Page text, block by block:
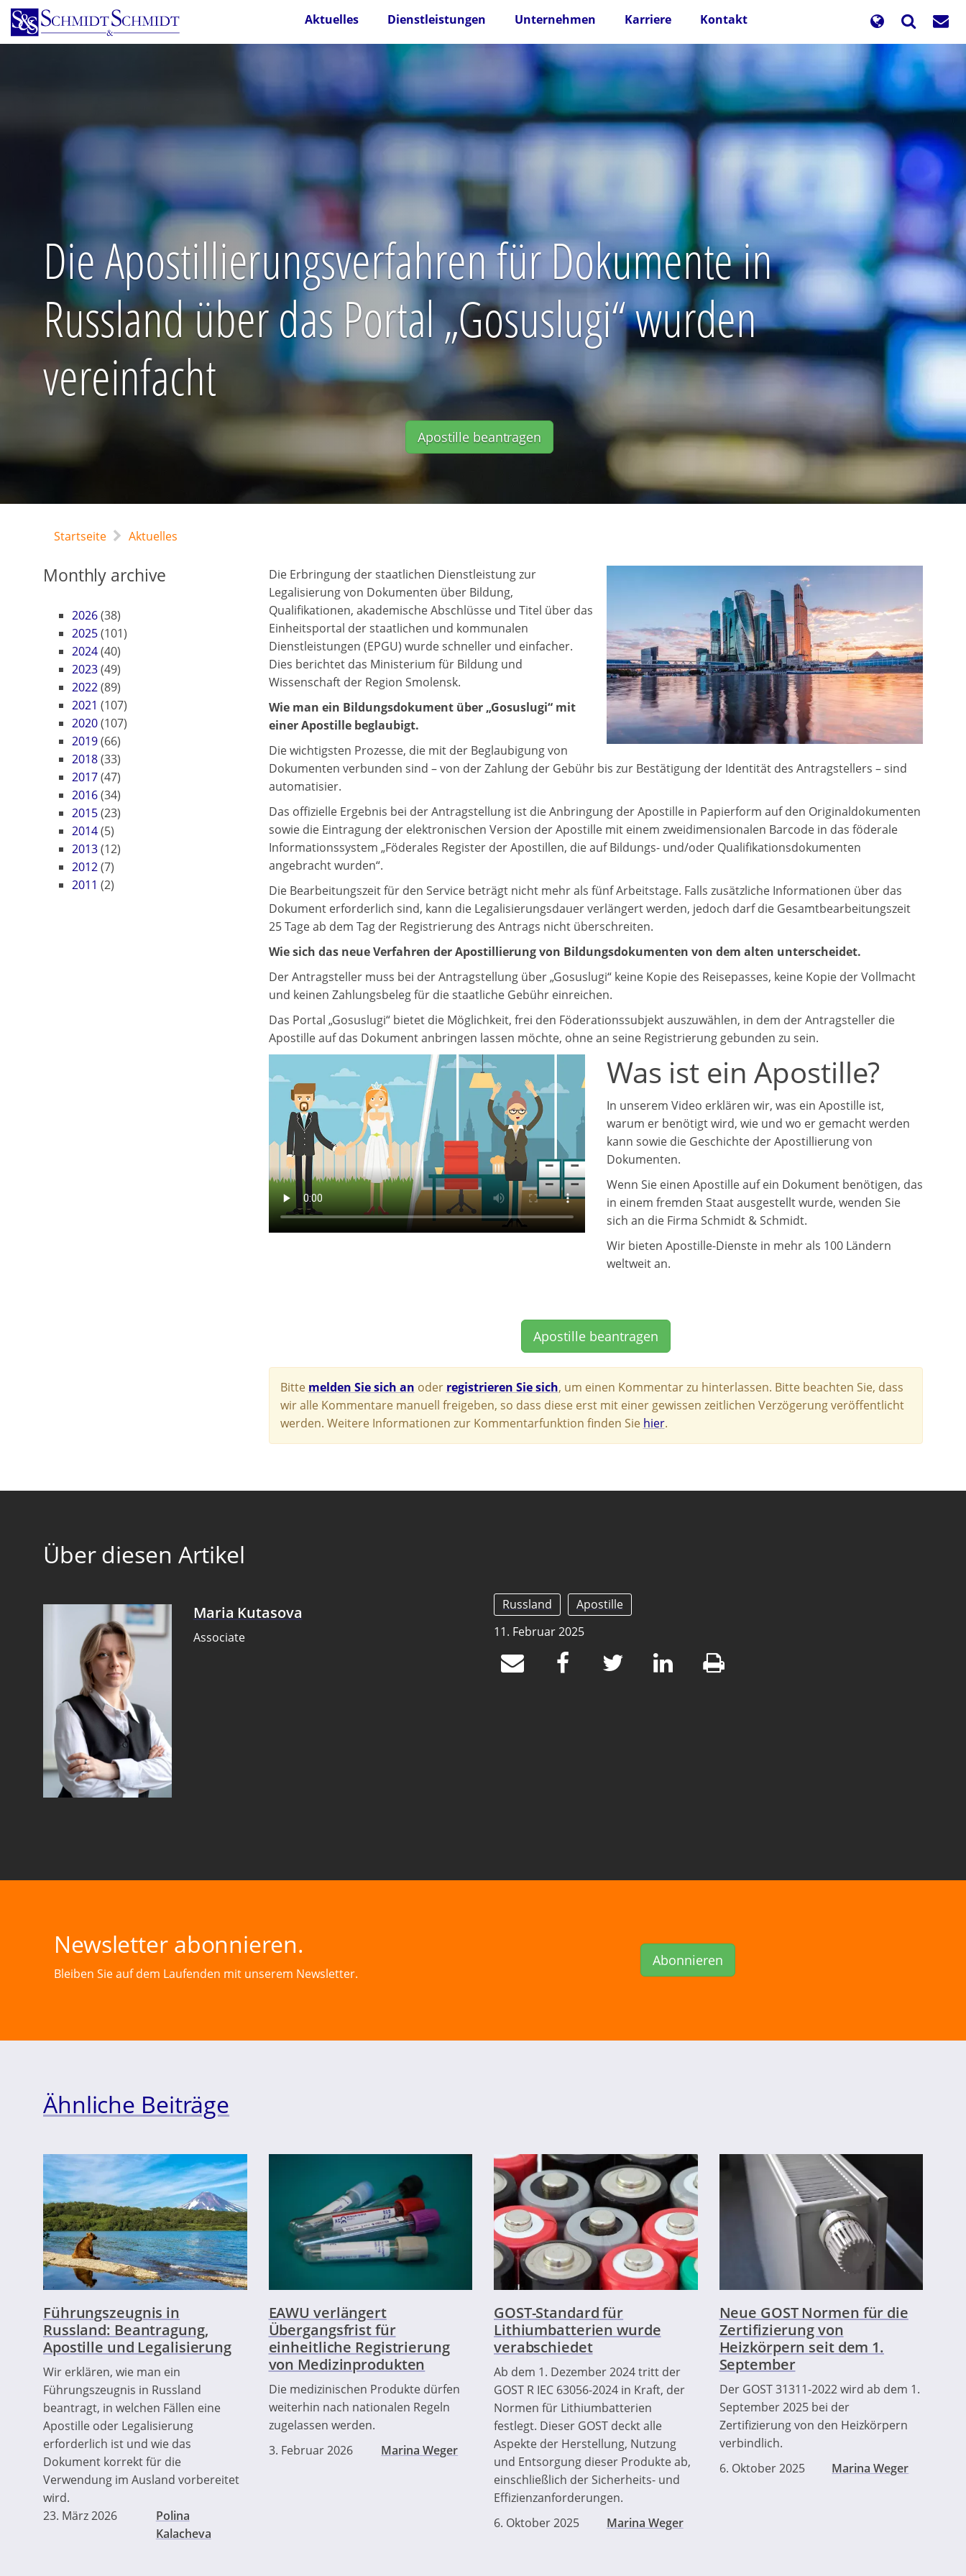
Direkt
zum
Inhalt
Aktuelles Dienstleistungen Unternehmen Karriere Kontakt
Die Apostillierungsverfahren für Dokumente in
Russland über das Portal „Gosuslugi“ wurden
vereinfacht
Apostille beantragen
Startseite Aktuelles
Monthly archive
2026(38)
2025(101)
2024(40)
2023(49)
2022(89)
2021 (107)
2020(107)
2019(66)
2018(33)
2017(47)
2016(34)
2015(23)
2014(5)
2013(12)
2012(7)
2011 (2)
Die Erbringung der staatlichen Dienstleistung zur
Legalisierung von Dokumenten über Bildung,
Qualifikationen, akademische Abschlüsse und Titel über das
Einheitsportal der staatlichen und kommunalen
Dienstleistungen (EPGU) wurde schneller und einfacher.
Dies berichtet das Ministerium für Bildung und
Wissenschaft der Region Smolensk.
Wie man ein Bildungsdokument über „Gosuslugi“ mit
einer Apostille beglaubigt.
Die wichtigsten Prozesse, die mit der Beglaubigung von
Dokumenten verbunden sind – von der Zahlung der Gebühr bis zur Bestätigung der Identität des Antragstellers – sind
automatisier.
Das offizielle Ergebnis bei der Antragstellung ist die Anbringung der Apostille in Papierform auf den Originaldokumenten
sowie die Eintragung der elektronischen Version der Apostille mit einem zweidimensionalen Barcode in das föderale
Informationssystem „Föderales Register der Apostillen, die auf Bildungs- und/oder Qualifikationsdokumenten
angebracht wurden“.
Die Bearbeitungszeit für den Service beträgt nicht mehr als fünf Arbeitstage. Falls zusätzliche Informationen über das
Dokument erforderlich sind, kann die Legalisierungsdauer verlängert werden, jedoch darf die Gesamtbearbeitungszeit
25 Tage ab dem Tag der Registrierung des Antrags nicht überschreiten.
Wie sich das neue Verfahren der Apostillierung von Bildungsdokumenten von dem alten unterscheidet.
Der Antragsteller muss bei der Antragstellung über „Gosuslugi“ keine Kopie des Reisepasses, keine Kopie der Vollmacht
und keinen Zahlungsbeleg für die staatliche Gebühr einreichen.
Das Portal „Gosuslugi“ bietet die Möglichkeit, frei den Föderationssubjekt auszuwählen, in dem der Antragsteller die
Apostille auf das Dokument anbringen lassen möchte, ohne an seine Registrierung gebunden zu sein.
Was ist ein Apostille?
In unserem Video erklären wir, was ein Apostille ist,
warum er benötigt wird, wie und wo er gemacht werden
kann sowie die Geschichte der Apostillierung von
Dokumenten.
Wenn Sie einen Apostille auf ein Dokument benötigen, das
in einem fremden Staat ausgestellt wurde, wenden Sie
sich an die Firma Schmidt & Schmidt.
Wir bieten Apostille-Dienste in mehr als 100 Ländern
weltweit an.
Apostille beantragen
Bitte melden Sie sich an oder registrieren Sie sich, um einen Kommentar zu hinterlassen. Bitte beachten Sie, dass
wir alle Kommentare manuell freigeben, so dass diese erst mit einer gewissen zeitlichen Verzögerung veröffentlicht
werden. Weitere Informationen zur Kommentarfunktion finden Sie hier.
Über diesen Artikel
Maria Kutasova
Associate
Russland
Apostille
11. Februar 2025
Newsletter abonnieren.
Bleiben Sie auf dem Laufenden mit unserem Newsletter.
Abonnieren
Ähnliche Beiträge
Führungszeugnis in
Russland: Beantragung,
Apostille und Legalisierung
Wir erklären, wie man ein
Führungszeugnis in Russland
beantragt, in welchen Fällen eine
Apostille oder Legalisierung
erforderlich ist und wie das
Dokument korrekt für die
Verwendung im Ausland vorbereitet
wird.
23. März 2026
Polina
Kalacheva
EAWU verlängert
Übergangsfrist für
einheitliche Registrierung
von Medizinprodukten
Die medizinischen Produkte dürfen
weiterhin nach nationalen Regeln
zugelassen werden.
3. Februar 2026
Marina Weger
GOST-Standard für
Lithiumbatterien wurde
verabschiedet
Ab dem 1. Dezember 2024 tritt der
GOST R IEC 63056-2024 in Kraft, der
Normen für Lithiumbatterien
festlegt. Dieser GOST deckt alle
Aspekte der Herstellung, Nutzung
und Entsorgung dieser Produkte ab,
einschließlich der Sicherheits- und
Effizienzanforderungen.
6. Oktober 2025
Marina Weger
Neue GOST Normen für die
Zertifizierung von
Heizkörpern seit dem 1.
September
Der GOST 31311-2022 wird ab dem 1.
September 2025 bei der
Zertifizierung von den Heizkörpern
verbindlich.
6. Oktober 2025
Marina Weger